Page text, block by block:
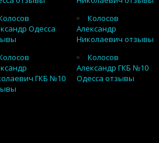
Одесса
Колосов
Александр
Николаевич отзывы
ГКБ №10
Колосов
Александр ГКБ №10
Одесса отзывы